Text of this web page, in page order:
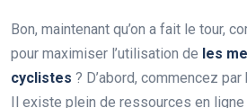
Bon, maintenant qu’on a fait le tour,
pour maximiser l’utilisation de les
cyclistes ? D’abord, commencez
Il existe plein de ressources en